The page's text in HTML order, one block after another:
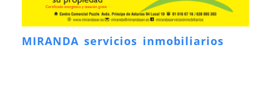
MIRANDA servicios inmobiliarios